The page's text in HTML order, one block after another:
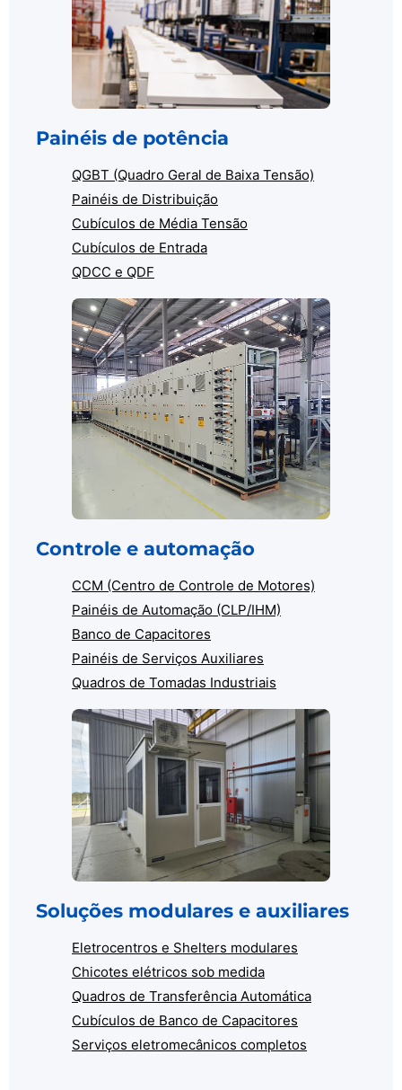
Painéis de potência
QGBT (Quadro Geral de Baixa Tensão)
Painéis de Distribuição
Cubículos de Média Tensão
Cubículos de Entrada
QDCC e QDF
Controle e automação
CCM (Centro de Controle de Motores)
Painéis de Automação (CLP/IHM)
Banco de Capacitores
Painéis de Serviços Auxiliares
Quadros de Tomadas Industriais
Soluções modulares e auxiliares
Eletrocentros e Shelters modulares
Chicotes elétricos sob medida
Quadros de Transferência Automática
Cubículos de Banco de Capacitores
Serviços eletromecânicos completos